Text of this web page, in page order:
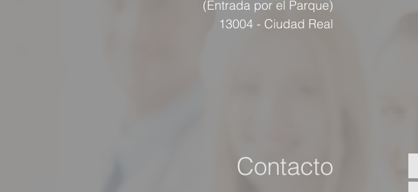
(Entrada por el Parque)
13004 - Ciudad Real
Contacto